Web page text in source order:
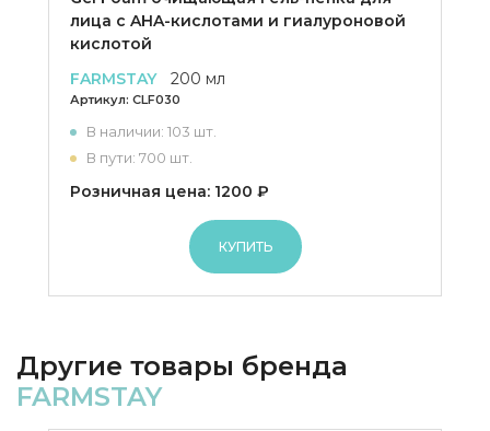
лица с AHA-кислотами и гиалуроновой
кислотой
FARMSTAY
200 мл
Артикул: CLF030
В наличии: 103 шт.
В пути: 700 шт.
Розничная цена: 1200 ₽
КУПИТЬ
Другие товары бренда
FARMSTAY